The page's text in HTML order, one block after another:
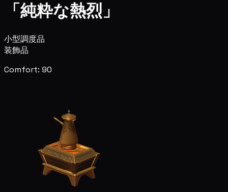
「純粋な熱烈」
小型調度品
装飾品
Comfort: 90